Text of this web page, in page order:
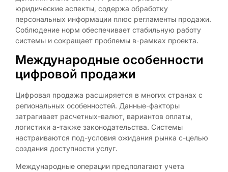
юридические аспекты, содержа обработку
персональных информации плюс регламенты продажи.
Соблюдение норм обеспечивает стабильную работу
системы и сокращает проблемы в-рамках проекта.
Международные особенности
цифровой продажи
Цифровая продажа расширяется в многих странах с
региональных особенностей. Данные-факторы
затрагивает расчетных-валют, вариантов оплаты,
логистики а-также законодательства. Системы
настраиваются под-условия ожидания рынка с-целью
создания доступности услуг.
Международные операции предполагают учета